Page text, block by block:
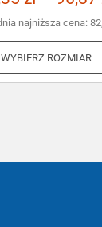
najniższa cena:
WYBIERZ ROZMIAR